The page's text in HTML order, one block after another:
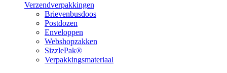
Verzendverpakkingen
Brievenbusdoos
Postdozen
Enveloppen
Webshopzakken
SizzlePak®
Verpakkingsmateriaal